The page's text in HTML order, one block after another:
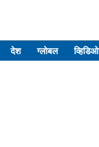
देश ग्लोबल व्हिडिओ